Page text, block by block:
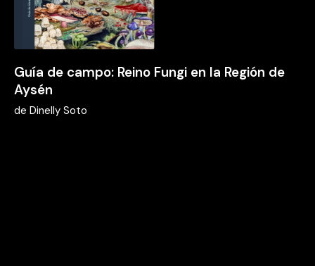
Guía de campo: Reino Fungi en la Región de
Aysén
de Dinelly Soto